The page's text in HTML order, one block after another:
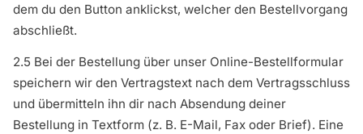
dem du den Button anklickst, welcher den Bestellvorgang
abschließt.
2.5 Bei der Bestellung über unser Online-Bestellformular
speichern wir den Vertragstext nach dem Vertragsschluss
und übermitteln ihn dir nach Absendung deiner
Bestellung in Textform (z. B. E-Mail, Fax oder Brief). Eine